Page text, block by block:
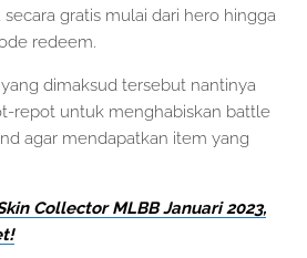
gratis mulai dari hero hingga
redeem.
dimaksud tersebut nantinya
repot untuk menghabiskan battle
agar mendapatkan item yang
Collector MLBB Januari 2023,